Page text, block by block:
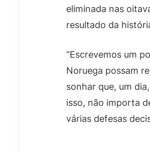
eliminada nas
resultado da
“Escrevemos um
Noruega possam
sonhar que, um
isso, não importa
várias defesas